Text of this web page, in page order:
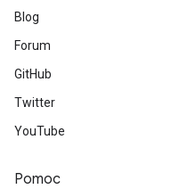
Blog
Forum
GitHub
Twitter
YouTube
Pomoc